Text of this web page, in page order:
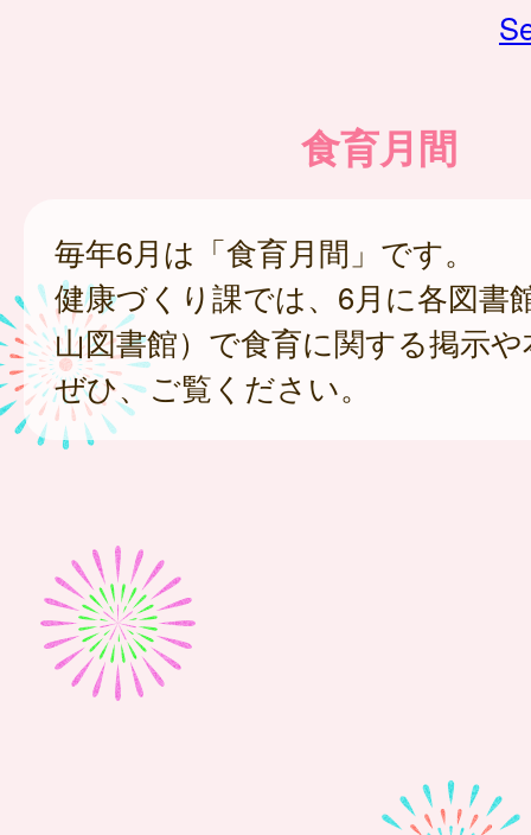
食育月間
毎年6月は「食育月間」です。
健康づくり課では、6月に各図書
山図書館）で食育に関する掲示
ぜひ、ご覧ください。